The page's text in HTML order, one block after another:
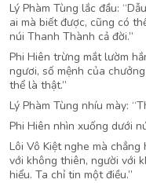
Lý Phàm Tùng lắc đầu:
ai mà biết được, cũng có
núi Thanh Thành cả đời.”
Phi Hiên trừng mắt lườm
ngươi, số mệnh của
thể là thật.”
Lý Phàm Tùng nhíu mày:
Phi Hiên nhìn xuống dưới
Lôi Vô Kiệt nghe mà
với không thiên, người với
hiểu. Ta chỉ tin một điều.”